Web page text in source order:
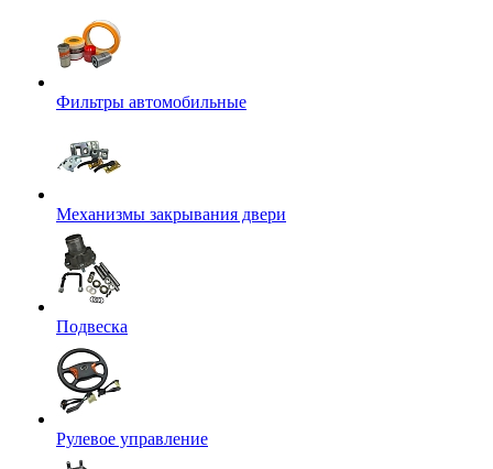
Фильтры автомобильные
Механизмы закрывания двери
Подвеска
Рулевое управление